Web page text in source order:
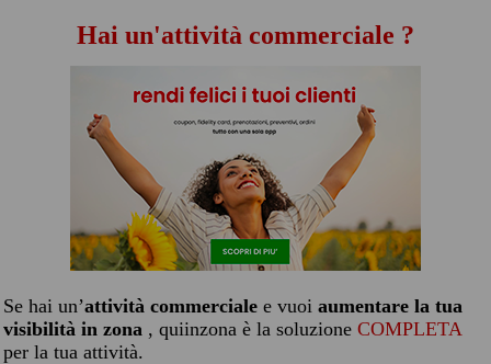
Hai un'attività commerciale ?
Se hai un’attività commerciale e vuoi aumentare la tua
visibilità in zona , quiinzona è la soluzione COMPLETA
per la tua attività.